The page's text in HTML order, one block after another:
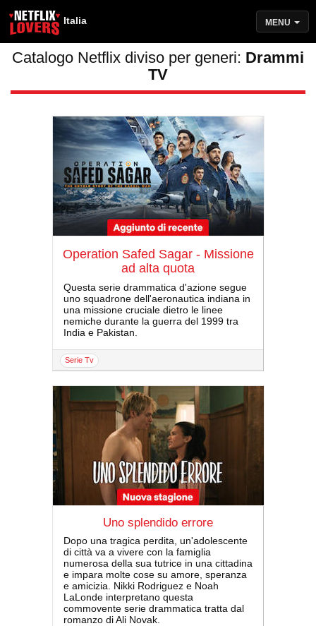
Italia MENU
Catalogo Netflix diviso per generi: Drammi
TV
Operation Safed Sagar - Missione
ad alta quota
Questa serie drammatica d'azione segue
uno squadrone dell'aeronautica indiana in
una missione cruciale dietro le linee
nemiche durante la guerra del 1999 tra
India e Pakistan.
serie Tv
Uno splendido errore
Dopo una tragica perdita, un'adolescente
di città va a vivere con la famiglia
numerosa della sua tutrice in una cittadina
e impara molte cose su amore, speranza
e amicizia. Nikki Rodriguez e Noah
LaLonde interpretano questa
commovente serie drammatica tratta dal
romanzo di Ali Novak.